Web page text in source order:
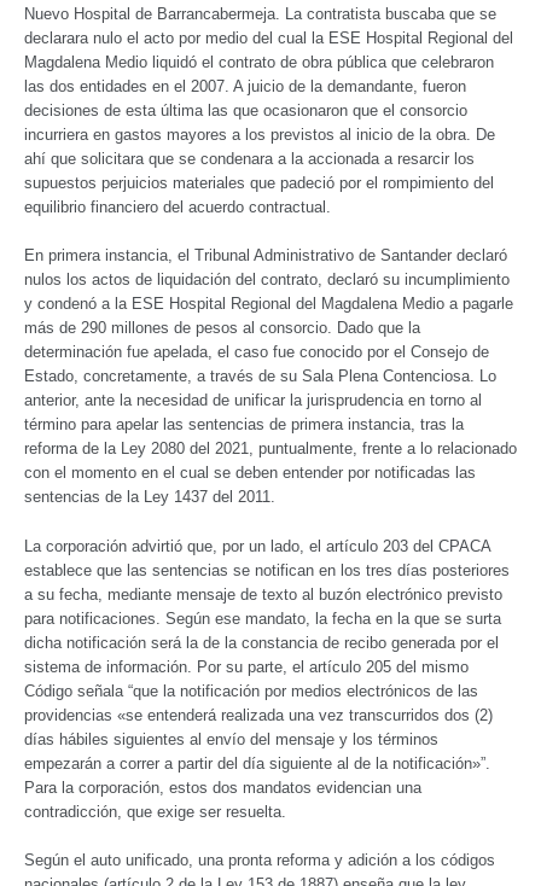
Nuevo Hospital de Barrancabermeja. La contratista buscaba que se
declarara nulo el acto por medio del cual la ESE Hospital Regional del
Magdalena Medio liquidó el contrato de obra pública que celebraron
las dos entidades en el 2007. A juicio de la demandante, fueron
decisiones de esta última las que ocasionaron que el consorcio
incurriera en gastos mayores a los previstos al inicio de la obra. De
ahí que solicitara que se condenara a la accionada a resarcir los
supuestos perjuicios materiales que padeció por el rompimiento del
equilibrio financiero del acuerdo contractual.
En primera instancia, el Tribunal Administrativo de Santander declaró
nulos los actos de liquidación del contrato, declaró su incumplimiento
y condenó a la ESE Hospital Regional del Magdalena Medio a pagarle
más de 290 millones de pesos al consorcio. Dado que la
determinación fue apelada, el caso fue conocido por el Consejo de
Estado, concretamente, a través de su Sala Plena Contenciosa. Lo
anterior, ante la necesidad de unificar la jurisprudencia en torno al
término para apelar las sentencias de primera instancia, tras la
reforma de la Ley 2080 del 2021, puntualmente, frente a lo relacionado
con el momento en el cual se deben entender por notificadas las
sentencias de la Ley 1437 del 2011.
La corporación advirtió que, por un lado, el artículo 203 del CPACA
establece que las sentencias se notifican en los tres días posteriores
a su fecha, mediante mensaje de texto al buzón electrónico previsto
para notificaciones. Según ese mandato, la fecha en la que se surta
dicha notificación será la de la constancia de recibo generada por el
sistema de información. Por su parte, el artículo 205 del mismo
Código señala “que la notificación por medios electrónicos de las
providencias «se entenderá realizada una vez transcurridos dos (2)
días hábiles siguientes al envío del mensaje y los términos
empezarán a correr a partir del día siguiente al de la notificación»”.
Para la corporación, estos dos mandatos evidencian una
contradicción, que exige ser resuelta.
Según el auto unificado, una pronta reforma y adición a los códigos